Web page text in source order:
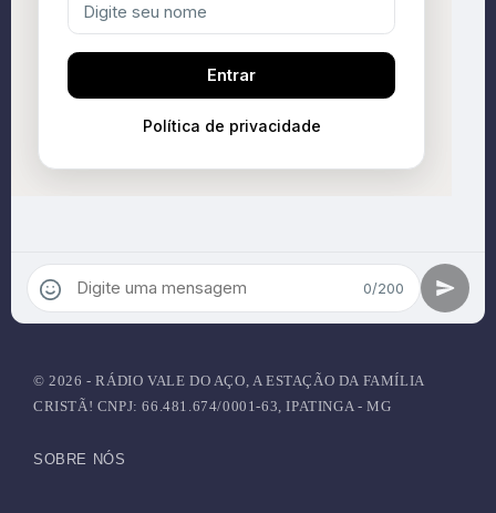
© 2026 - RÁDIO VALE DO AÇO, A ESTAÇÃO DA FAMÍLIA
CRISTÃ! CNPJ: 66.481.674/0001-63, IPATINGA - MG
SOBRE NÓS